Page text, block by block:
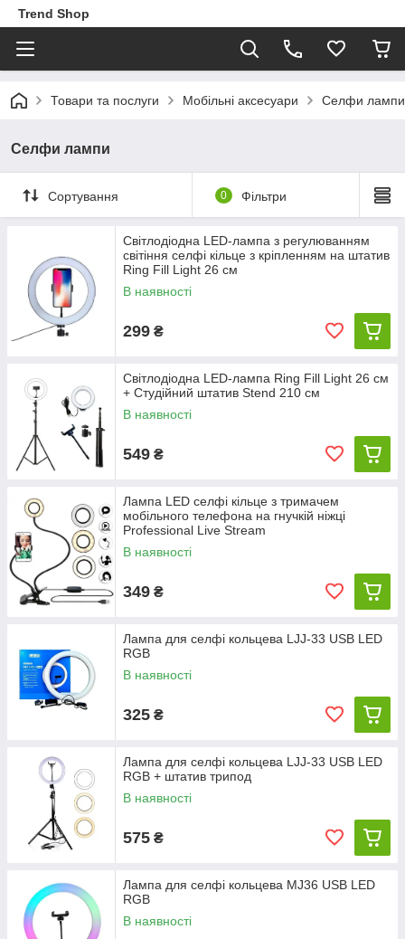
Trend Shop
Товари та послуги Мобільні аксесуари Селфи
Селфи лампи
Сортування 0 Фільтри
Світлодіодна LED-лампа з регулюванням
світіння селфі кільце з кріпленням на штатив
Ring Fill Light 26 см
В наявності
299 ₴
Світлодіодна LED-лампа Ring Fill Light 26 см
+ Студійний штатив Stend 210 см
В наявності
549 ₴
Лампа LED селфі кільце з тримачем
мобільного телефона на гнучкій ніжці
Professional Live Stream
В наявності
349 ₴
Лампа для селфі кольцева LJJ-33 USB LED
RGB
В наявності
325 ₴
Лампа для селфі кольцева LJJ-33 USB LED
RGB + штатив трипод
В наявності
575 ₴
Лампа для селфі кольцева MJ36 USB LED
RGB
В наявності